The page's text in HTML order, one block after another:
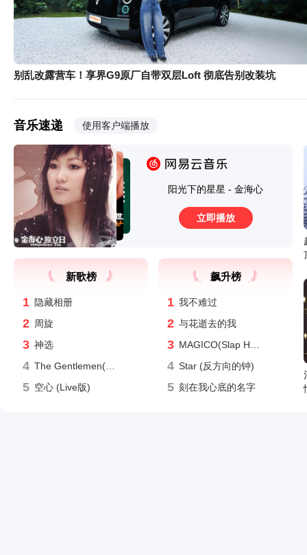
对话朱西产：比亚迪「智驾兜底」，为什么说友商最好别跟？
零跑C16/至境E7/日产NX8，谁才是大五座 SUV 真香之王？
别乱改露营车！享界G9原厂自带双层Loft 彻底告别改装坑
别克至境世家OTA2.1实测 安全与泊车双维度升级
音乐速递 使用客户端播放
阳光下的星星 - 金海心
立即播放
新歌榜
1 隐藏相册
2 周旋
3 神选
4
5 空心 (Live版)
飙升榜
1 我不难过
2 与花逝去的我
3
4 Star (反方向的钟)
5 刻在我心底的名字